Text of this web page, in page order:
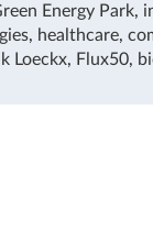
Energy Park,
, healthcare,
Loeckx, Flux50,